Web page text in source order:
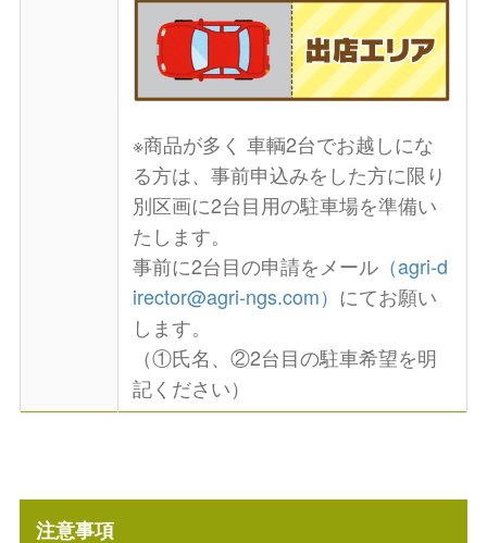
※商品が多く 車輌2台でお越しにな
る方は、事前申込みをした方に限り
別区画に2台目用の駐車場を準備い
たします。
事前に2台目の申請をメール （agri-d
irector@agri-ngs.com） にてお願い
します。
（①氏名、②2台目の駐車希望を明
記ください）
注意事項